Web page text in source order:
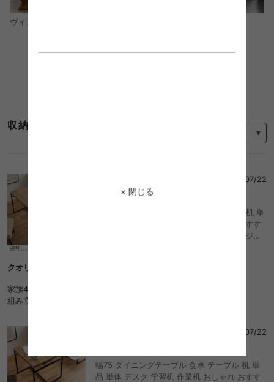
× 閉じる
ヴィンテージ
収納棚 アンティークのレビュー
2025/07/22
5
幅120 ダイニングテーブル 食卓 テーブル 机 単
品 単体 デスク 学習机 作業机 おしゃれ おすす
め 収納 棚付き 長方形 コンパクト 角型 アジャ
クオリティが高い！
家族4人でつかっています！
組み立ても簡単で、コスパもよく使い勝手のいい商品です◎
2025/07/22
幅75 ダイニングテーブル 食卓 テーブル 机 単
品 単体 デスク 学習机 作業机 おしゃれ おすす